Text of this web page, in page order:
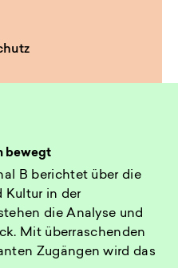
bewegt
B berichtet über die
Kultur in der
die Analyse und
Mit überraschenden
Zugängen wird das